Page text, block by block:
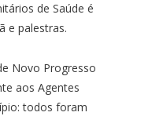
de Saúde é
e palestras.
Novo Progresso
aos Agentes
todos foram